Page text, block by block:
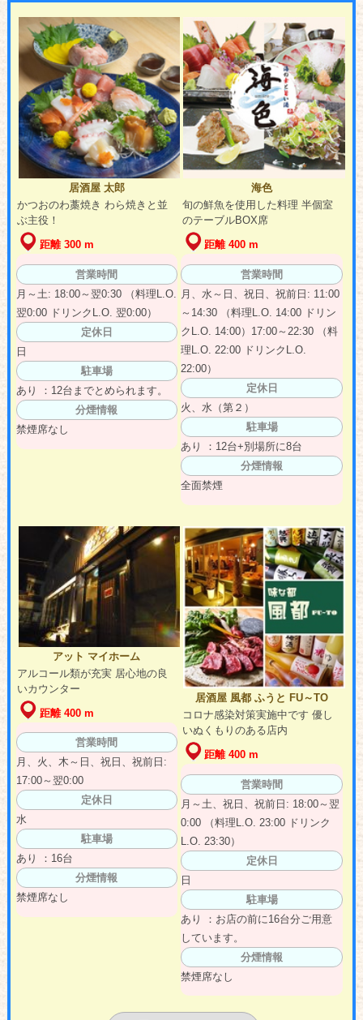
居酒屋 太郎
かつおのわ藁焼き わら焼きと並
ぶ主役！
距離 300 m
営業時間
月～土: 18:00～翌0:30 （料理L.O.
翌0:00 ドリンクL.O. 翌0:00）
定休日
日
駐車場
あり ：12台までとめられます。
分煙情報
禁煙席なし
海色
旬の鮮魚を使用した料理 半個室
のテーブルBOX席
距離 400 m
営業時間
月、水～日、祝日、祝前日: 11:00
～14:30 （料理L.O. 14:00 ドリン
クL.O. 14:00）17:00～22:30 （料
理L.O. 22:00 ドリンクL.O.
22:00）
定休日
火、水（第２）
駐車場
あり ：12台+別場所に8台
分煙情報
全面禁煙
アット マイホーム
アルコール類が充実 居心地の良
いカウンター
距離 400 m
営業時間
月、火、木～日、祝日、祝前日:
17:00～翌0:00
定休日
水
駐車場
あり ：16台
分煙情報
禁煙席なし
居酒屋 風都 ふうと FU～TO
コロナ感染対策実施中です 優し
いぬくもりのある店内
距離 400 m
営業時間
月～土、祝日、祝前日: 18:00～翌
0:00 （料理L.O. 23:00 ドリンク
L.O. 23:30）
定休日
日
駐車場
あり ：お店の前に16台分ご用意
しています。
分煙情報
禁煙席なし